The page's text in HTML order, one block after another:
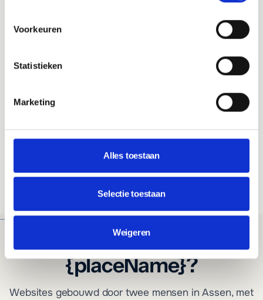
Voorkeuren
Statistieken
Marketing
Alles toestaan
Selectie toestaan
Weigeren
Snelle en stabiele hosting
Beveiliging en monitoring
E-mail support
@jouwdomein.nl mailadressen
Alle prijzen zijn vanaf, afhankelijk van wensen. Je krijgt altijd vooraf
Waarom MADA Tech voor
{placeName}?
Websites gebouwd door twee mensen in Assen, met